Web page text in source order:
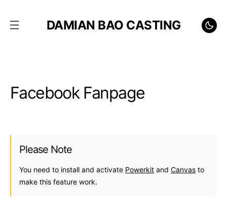
DAMIAN BAO CASTING
Facebook Fanpage
Please Note
You need to install and activate Powerkit and Canvas to
make this feature work.